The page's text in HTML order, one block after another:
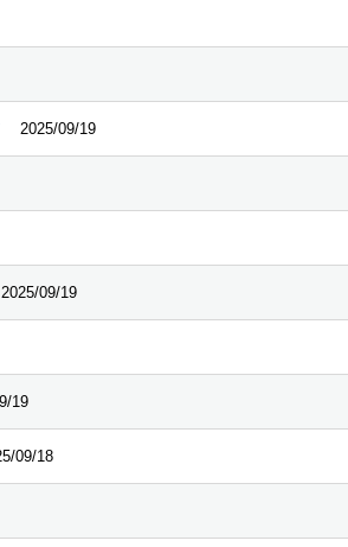
2025/09/19
2025/09/19
19
09/18